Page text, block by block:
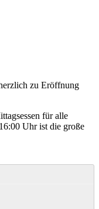
zu Eröffnung
für alle
Uhr ist die große